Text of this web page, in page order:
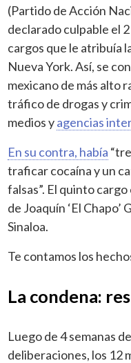
(Partido de Acción
declarado culpable el
cargos que le atribuía
Nueva York. Así, se
mexicano de más alto
tráfico de drogas y
medios yagencias
En su contra, había
traficar cocaína y un
falsas”. El quinto
de Joaquín ‘El Chapo’
Sinaloa.
Te contamos los
La condena:
Luego de 4 semanas
deliberaciones, los 12